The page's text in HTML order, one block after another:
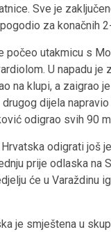
Sve je
za konačnih
počeo utakmicu s
U napadu je
na klupi, a zaigrao
dijela
odigrao svih 90
odigrati još
prije odlaska na
će u Varaždinu
je smještena u